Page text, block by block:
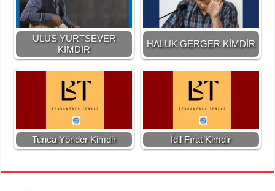
ULUS YURTSEVER
KİMDİR
HALUK GERGER KİMDİR
Tunca Yönder Kimdir İdil Fırat Kimdir